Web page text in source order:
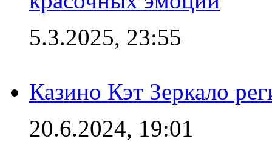
5.3.2025, 23:55
Казино Кэт Зеркало
20.6.2024, 19:01